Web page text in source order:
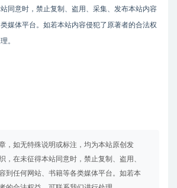
同意时，禁止复制、盗用、采集、发布本站内容
媒体平台。如若本站内容侵犯了原著者的合法权
。
，如无特殊说明或标注，均为本站原创发
，在未征得本站同意时，禁止复制、盗用、
到任何网站、书籍等各类媒体平台。如若本